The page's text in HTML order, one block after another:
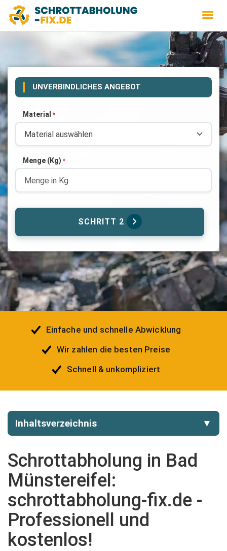
UNVERBINDLICHES ANGEBOT
Material *
Menge (Kg) *
SCHRITT 2
Einfache und schnelle Abwicklung
Wir zahlen die besten Preise
Schnell & unkompliziert
Inhaltsverzeichnis ▼
Schrottabholung in Bad
Münstereifel:
schrottabholung-fix.de -
Professionell und
kostenlos!